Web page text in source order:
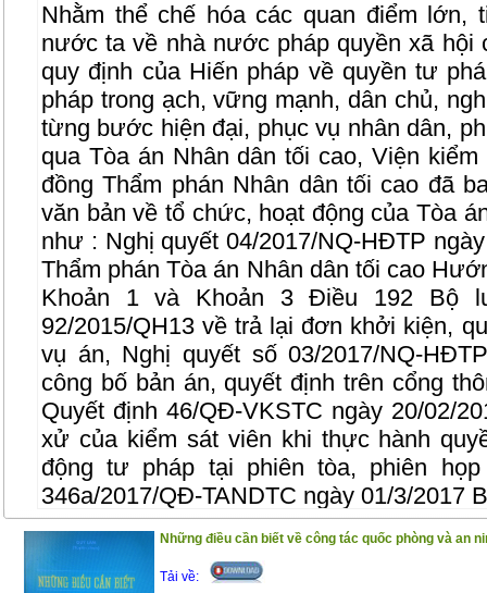
Nhằm thể chế hóa các quan điểm lớn,
nước ta về nhà nước pháp quyền xã hội
quy định của Hiến pháp về quyền tư
pháp trong ạch, vững mạnh, dân chủ,
từng bước hiện đại, phục vụ nhân dân,
qua Tòa án Nhân dân tối cao, Viện
đồng Thẩm phán Nhân dân tối cao đã
văn bản về tổ chức, hoạt động của Tòa
như : Nghị quyết 04/2017/NQ-HĐTP
Thẩm phán Tòa án Nhân dân tối cao
Khoản 1 và Khoản 3 Điều 192 Bộ
92/2015/QH13 về trả lại đơn khởi kiện,
vụ án, Nghị quyết số 03/2017/NQ-
công bố bản án, quyết định trên cổng
Quyết định 46/QĐ-VKSTC ngày 20/02/
xử của kiểm sát viên khi thực hành
động tư pháp tại phiên tòa, phiên
346a/2017/QĐ-TANDTC ngày 01/3/2017
kiểm tra trong tòa án nhân dân…
Để phổ biến những quy định mới liên
Những điều cần biết về công tác quốc phòng và an
Tải về: